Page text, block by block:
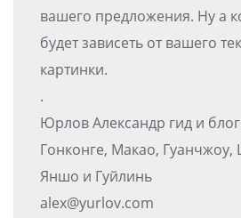
вашего предложения. Ну а
будет зависеть от вашего
картинки.
.
Юрлов Александр гид и
Гонконге, Макао,
Яншо и Гуйлинь
alex@yurlov.com